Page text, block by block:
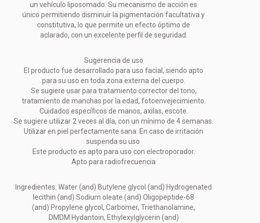
un vehículo liposomado. Su mecanismo de acción es
único permitiendo disminuir la pigmentación facultativa y
constitutiva, lo que permite un efecto óptimo de
aclarado, con un excelente perfil de seguridad.
Sugerencia de uso
El producto fue desarrollado para uso facial, siendo apto
para su uso en toda zona externa del cuerpo.
Se sugiere usar para tratamiento corrector del tono,
tratamiento de manchas por la edad, fotoenvejecimiento.
Cuidados específicos de manos, axilas, escote.
Se sugiere utilizar 2 veces al día, con un mínimo de 4 semanas.
Utilizar en piel perfectamente sana. En caso de irritación
suspenda su uso.
Este producto es apto para uso con electroporador.
Apto para radiofrecuencia
Ingredientes: Water (and) Butylene glycol (and) Hydrogenated
lecithin (and) Sodium oleate (and) Oligopeptide-68
(and) Propylene glycol, Carbomer, Triethanolamine,
DMDM Hydantoin, Ethylexylglycerin (and)